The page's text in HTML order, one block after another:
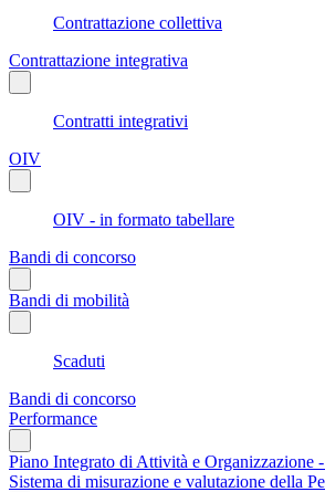
Contrattazione collettiva
Contrattazione integrativa
Contratti integrativi
OIV
OIV - in formato tabellare
Bandi di concorso
Bandi di mobilità
Scaduti
Bandi di concorso
Performance
Piano Integrato di Attività e Organizzazione
Sistema di misurazione e valutazione della